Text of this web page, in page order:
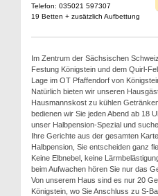
Telefon: 035021 597307
19 Betten + zusätzlich Aufbettung
Im Zentrum der Sächsischen
Festung Königstein und dem Quirl-
Lage im OT Pfaffendorf von
Natürlich bieten wir unseren
Hausmannskost zu kühlen
bedienen wir Sie jeden Abend ab 18
unser Halbpension-Spezial und
Ihre Gerichte aus der gesamten
Halbpension, Sie entscheiden ganz
Keine Elbnebel, keine
beim Aufwachen hören Sie nur das
Von unserem Haus sind es nur 20
Königstein, wo Sie Anschluss zu S-